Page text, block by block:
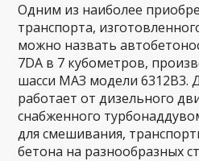
Одним из наиболее
транспорта,
можно назвать
7DA в 7 кубометров,
шасси МАЗ модели 6312В3.
работает от дизельного
снабженного
для смешивания,
бетона на разнообразных